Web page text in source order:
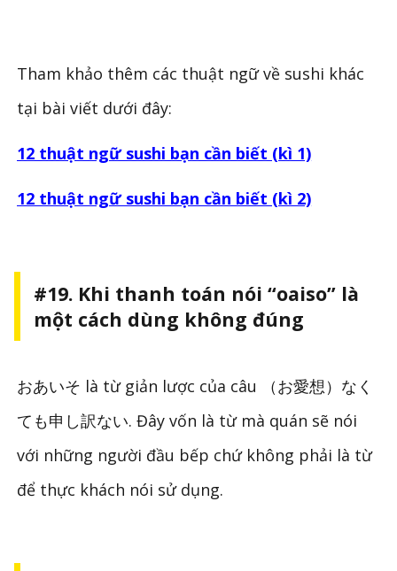
Tham khảo thêm các thuật ngữ về sushi khác
tại bài viết dưới đây:
12 thuật ngữ sushi bạn cần biết (kì 1)
12 thuật ngữ sushi bạn cần biết (kì 2)
#19. Khi thanh toán nói “oaiso” là
một cách dùng không đúng
おあいそ là từ giản lược của câu （お愛想）なく
ても申し訳ない. Đây vốn là từ mà quán sẽ nói
với những người đầu bếp chứ không phải là từ
để thực khách nói sử dụng.